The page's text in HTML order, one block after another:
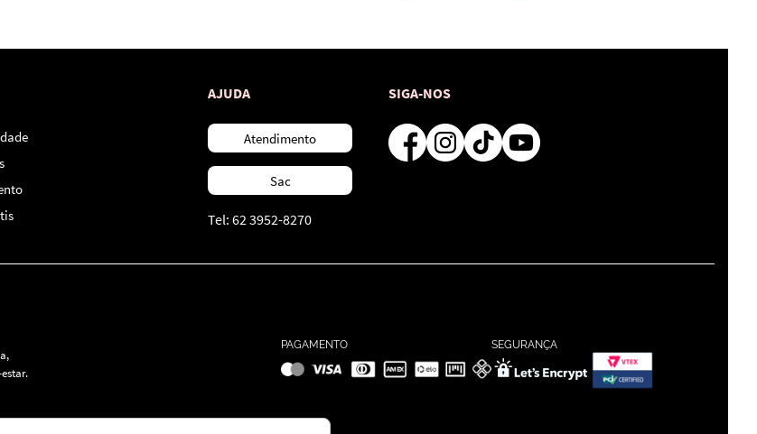
AJUDA
Atendimento
Sac
Tel: 62 3952-8270
SIGA-NOS
PAGAMENTO SEGURANÇA